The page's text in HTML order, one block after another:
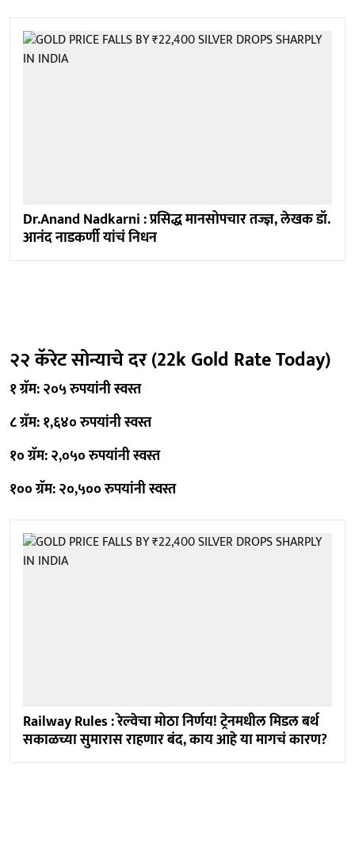
Dr.Anand Nadkarni : प्रसिद्ध मानसोपचार तज्ज्ञ, लेखक डॉ.
आनंद नाडकर्णी यांचं निधन
२२ कॅरेट सोन्याचे दर (22k Gold Rate Today)
१ ग्रॅम: २०५ रुपयांनी स्वस्त
८ ग्रॅम: १,६४० रुपयांनी स्वस्त
१० ग्रॅम: २,०५० रुपयांनी स्वस्त
१०० ग्रॅम: २०,५०० रुपयांनी स्वस्त
Railway Rules : रेल्वेचा मोठा निर्णय! ट्रेनमधील मिडल बर्थ
सकाळच्या सुमारास राहणार बंद, काय आहे या मागचं कारण?